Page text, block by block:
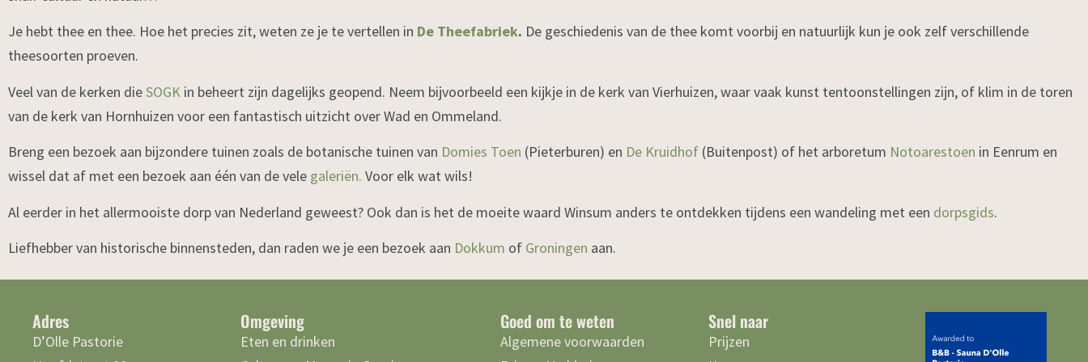
Je hebt thee en thee. Hoe het precies zit, weten ze je te vertellen in De Theefabriek. De geschiedenis van de thee komt voorbij en natuurlijk kun je ook zelf verschillende
theesoorten proeven.
Veel van de kerken dieSOGK in beheert zijn dagelijks geopend. Neem bijvoorbeeld een kijkje in de kerk van Vierhuizen, waar vaak kunst tentoonstellingen zijn, of klim in de toren
van de kerk van Hornhuizen voor een fantastisch uitzicht over Wad en Ommeland.
Breng een bezoek aan bijzondere tuinen zoals de botanische tuinen van Domies Toen (Pieterburen) en De Kruidhof (Buitenpost) of het arboretum Notoarestoen in Eenrum en
wissel dat af met een bezoek aan één van de vele galeriën. Voor elk wat wils!
Al eerder in het allermooiste dorp van Nederland geweest? Ook dan is het de moeite waard Winsum anders te ontdekken tijdens een wandeling met een dorpsgids.
Liefhebber van historische binnensteden, dan raden we je een bezoek aan Dokkum of Groningen aan.
Adres
D’Olle Pastorie
Omgeving
Eten en drinken
Goed om te weten
Algemene voorwaarden
Snel naar
Prijzen